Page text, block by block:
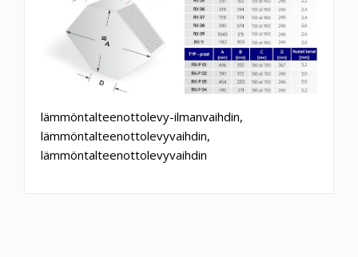
lämmöntalteenottolevy-ilmanvaihdin,
lämmöntalteenottolevyvaihdin,
lämmöntalteenottolevyvaihdin